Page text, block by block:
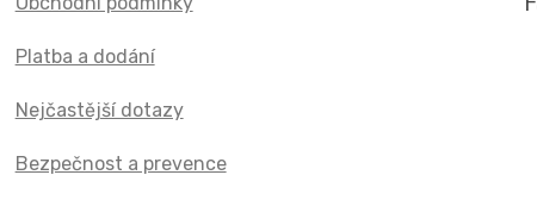
Platba a dodání
Nejčastější dotazy
Bezpečnost a prevence